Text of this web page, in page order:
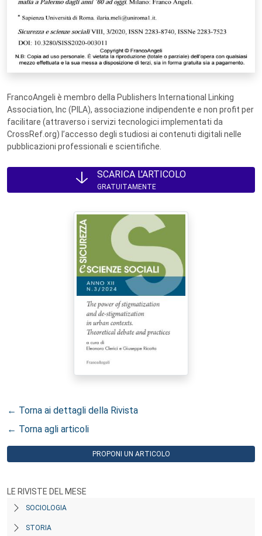
FrancoAngeli è membro della Publishers International Linking
Association, Inc (PILA), associazione indipendente e non profit per
facilitare (attraverso i servizi tecnologici implementati da
CrossRef.org) l’accesso degli studiosi ai contenuti digitali nelle
pubblicazioni professionali e scientifiche.
SCARICA L'ARTICOLO
GRATUITAMENTE
← Torna ai dettagli della Rivista
← Torna agli articoli
PROPONI UN ARTICOLO
LE RIVISTE DEL MESE
SOCIOLOGIA
STORIA